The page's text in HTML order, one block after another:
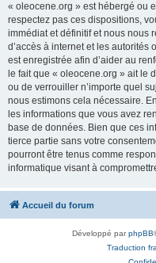
« oleocene.org » est hébergé ou
respectez pas ces dispositions,
immédiat et définitif et nous nous
d’accès à internet et les autorités
est enregistrée afin d’aider au
le fait que « oleocene.org » ait le
ou de verrouiller n’importe quel
nous estimons cela nécessaire.
les informations que vous avez
base de données. Bien que ces
tierce partie sans votre
pourront être tenus comme
informatique visant à
Accueil du forum
Développé parphpBB
Traduction